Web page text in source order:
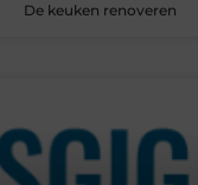
De keuken renoveren